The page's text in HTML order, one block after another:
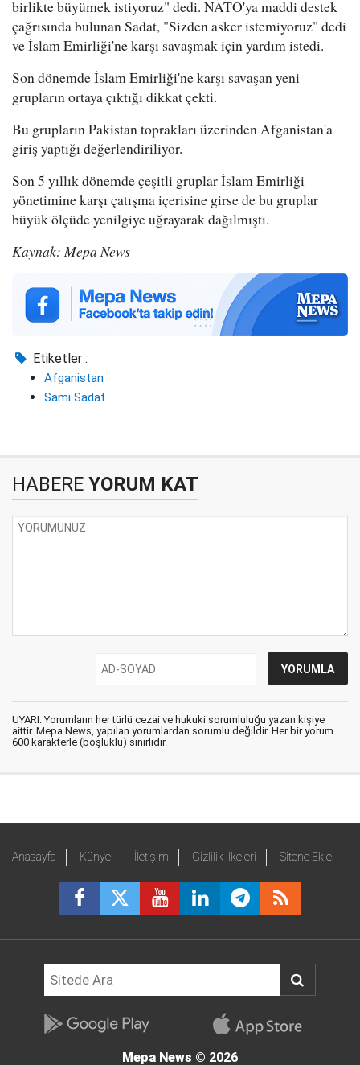
birlikte büyümek istiyoruz" dedi. NATO'ya maddi destek
çağrısında bulunan Sadat, "Sizden asker istemiyoruz" dedi
ve İslam Emirliği'ne karşı savaşmak için yardım istedi.
Son dönemde İslam Emirliği'ne karşı savaşan yeni
grupların ortaya çıktığı dikkat çekti.
Bu grupların Pakistan toprakları üzerinden Afganistan'a
giriş yaptığı değerlendiriliyor.
Son 5 yıllık dönemde çeşitli gruplar İslam Emirliği
yönetimine karşı çatışma içerisine girse de bu gruplar
büyük ölçüde yenilgiye uğrayarak dağılmıştı.
Kaynak: Mepa News
Etiketler :
Afganistan
Sami Sadat
HABERE YORUM KAT
UYARI: Yorumların her türlü cezai ve hukuki sorumluluğu yazan kişiye
aittir. Mepa News, yapılan yorumlardan sorumlu değildir. Her bir yorum
600 karakterle (boşluklu) sınırlıdır.
Anasayfa Künye İletişim Gizlilik İlkeleri Sitene Ekle
Mepa News © 2026